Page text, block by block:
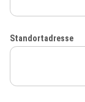
Standortadresse